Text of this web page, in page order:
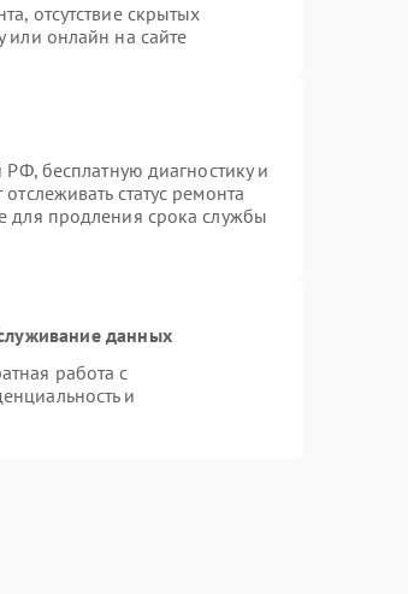
отсутствие скрытых
или онлайн на сайте
бесплатную диагностику и
статус ремонта
для продления срока службы
данных
работа с
и